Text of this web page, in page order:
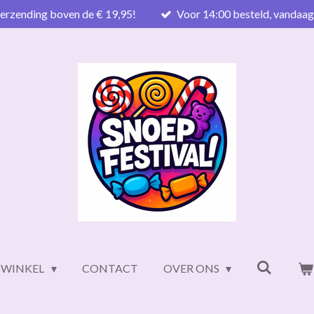
boven de € 19,95! Voor 14:00 besteld,
WINKEL CONTACT OVER ONS